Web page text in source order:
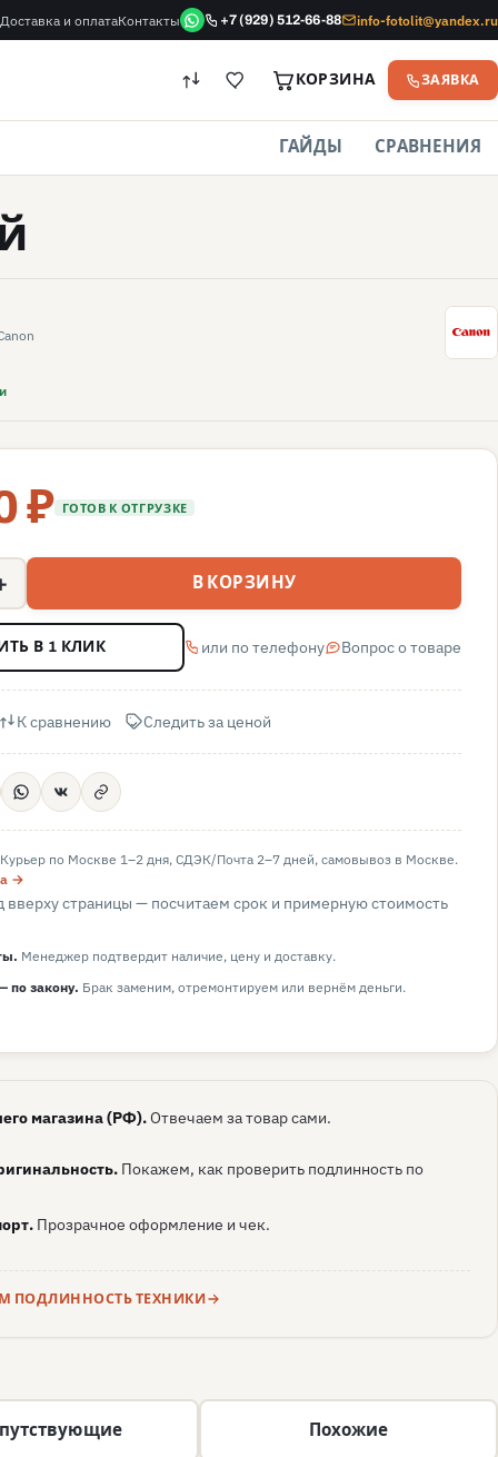
Доставка и оплатаКонтакты +7 (929) 512-66-88 info-fotolit@yandex.ru
КОРЗИНА ЗАЯВКА
ГАЙДЫ СРАВНЕНИЯ
C
₽ ГОТОВ К ОТГРУЗКЕ
В КОРЗИНУ
В 1 КЛИК или по телефону Вопрос о товаре
К сравнению Следить за ценой
Курьер по Москве 1–2 дня, СДЭК/Почта 2–7 дней, самовывоз в Москве.
→
вверху страницы — посчитаем срок и примерную стоимость
Менеджер подтвердит наличие, цену и доставку.
по закону. Брак заменим, отремонтируем или вернём деньги.
магазина (РФ).Отвечаем за товар сами.
Покажем, как проверить подлинность по
Прозрачное оформление и чек.
ПОДЛИННОСТЬ ТЕХНИКИ
Похожие